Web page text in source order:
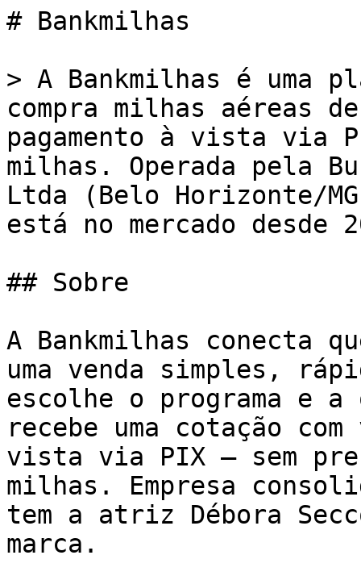
# Bankmilhas
> A Bankmilhas é uma
compra milhas aéreas
pagamento à vista via
milhas. Operada pela
Ltda (Belo Horizonte/
está no mercado desde
## Sobre
A Bankmilhas conecta
uma venda simples,
escolhe o programa e
recebe uma cotação
vista via PIX — sem
milhas. Empresa
tem a atriz Débora
marca.